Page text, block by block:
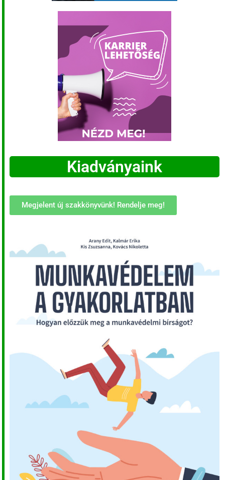
Kiadványaink
Megjelent új szakkönyvünk! Rendelje meg!